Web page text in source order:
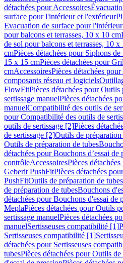
détachées pour Accessoires
surface pour l'intérieur et l'extérieur
Evacuation de surface pour
pour balcons et terrasses, 10 x 10 cm
de sol pour balcons et terrasses, 10 x
cmPièces détachées pour Siphons
15 x 15 cmPièces détachées pour
cmAccessoiresPièces détachées
composants réseau et logiciels
FlowFitPièces détachées pour
sertissage manuelPièces détachées
manuelCompatibilité des outils de
pour Compatibilité des outils de
outils de sertissage [2]Pièces
de sertissage [2]Outils de préparation
Outils de préparation de tubes
détachées pour Bouchons d’essai de
contrôleAccessoiresPièces
Geberit PushFitPièces détachées
PushFitOutils de préparation de tubes
de préparation de tubesBouchons
détachées pour Bouchons d'essai de
MeplaPièces détachées pour Outils
sertissage manuelPièces détachées
manuelSertisseuses compatibilité [1]
Sertisseuses compatibilité [1]
détachées pour Sertisseuses
tubesPièces détachées pour Outils